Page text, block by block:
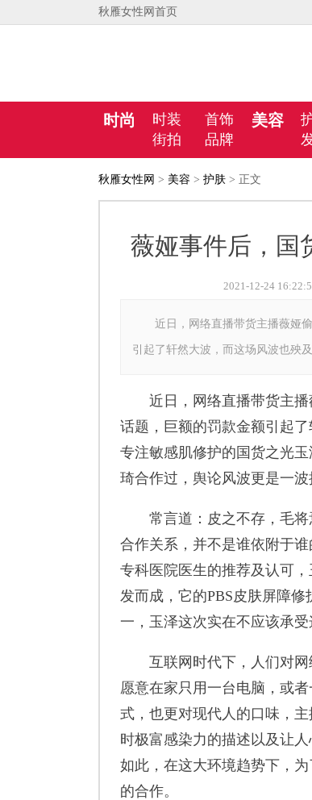
秋雁女性网首页
时尚 时装
首饰
街拍
品牌
美容
秋雁女性网 > 美容 > 护肤 > 正文
薇娅事件后，国
2021-12-24
近日，网络直播带货主播薇娅偷
引起了轩然大波，而这场风波也殃及
近日，网络直播带货主播
话题，巨额的罚款金额引起
专注敏感肌修护的国货之光
琦合作过，舆论风波更是一波
常言道：皮之不存，毛将
合作关系，并不是谁依附于
专科医院医生的推荐及认可
发而成，它的PBS皮肤屏障
一，玉泽这次实在不应该承受
互联网时代下，人们对网
愿意在家只用一台电脑，或
式，也更对现代人的口味，
时极富感染力的描述以及让
如此，在这大环境趋势下，
的合作。